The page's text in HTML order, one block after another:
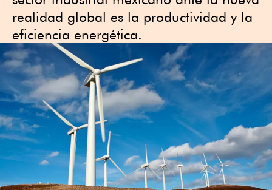
realidad global es la productividad y la
eficiencia energética.